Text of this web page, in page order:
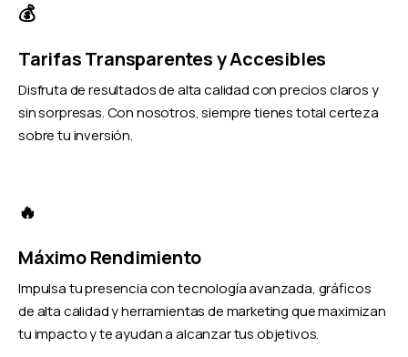
💰
Tarifas Transparentes y Accesibles
Disfruta de resultados de alta calidad con precios claros y
sin sorpresas. Con nosotros, siempre tienes total certeza
sobre tu inversión.
🔥
Máximo Rendimiento
Impulsa tu presencia con tecnología avanzada, gráficos
de alta calidad y herramientas de marketing que maximizan
tu impacto y te ayudan a alcanzar tus objetivos.